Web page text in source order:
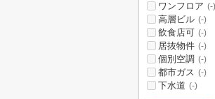
ワンフロア (-)
高層ビル (-)
飲食店可 (-)
居抜物件 (-)
個別空調 (-)
都市ガス (-)
下水道 (-)